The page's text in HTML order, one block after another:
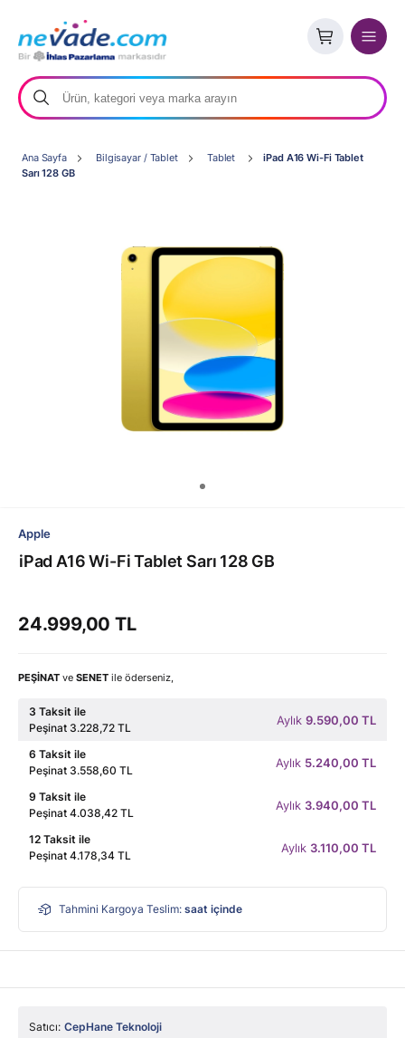
Ana Sayfa Bilgisayar / Tablet Tablet
iPad A16 Wi-Fi Tablet
Sarı 128 GB
Apple
iPad A16 Wi-Fi Tablet Sarı 128 GB
24.999,00 TL
PEŞİNAT ve SENET ile öderseniz,
3 Taksit ile
Peşinat 3.228,72 TL
Aylık 9.590,00 TL
6 Taksit ile
Peşinat 3.558,60 TL
Aylık 5.240,00 TL
9 Taksit ile
Peşinat 4.038,42 TL
Aylık 3.940,00 TL
12 Taksit ile
Peşinat 4.178,34 TL
Aylık 3.110,00 TL
Tahmini Kargoya Teslim: saat içinde
Satıcı: CepHane Teknoloji